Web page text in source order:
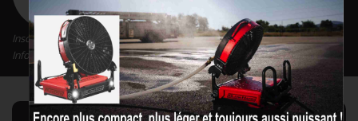
Inscrit depuis le 28/09/2020 à 16:58
Informations mises à jour le 03/10/2020 à 10:12